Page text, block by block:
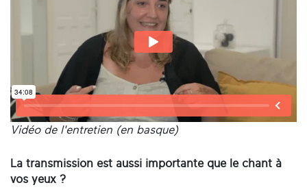
Vidéo de l'entretien (en basque)
La transmission est aussi importante que le chant à
vos yeux ?